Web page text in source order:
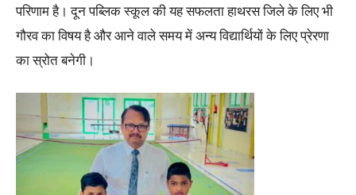
परिणाम है। दून पब्लिक स्कूल की यह सफलता हाथरस जिले के लिए भी
गौरव का विषय है और आने वाले समय में अन्य विद्यार्थियों के लिए प्रेरणा
का स्रोत बनेगी।